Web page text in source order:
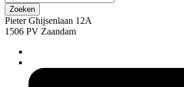
Pieter Ghijsenlaan 12A
1506 PV Zaandam